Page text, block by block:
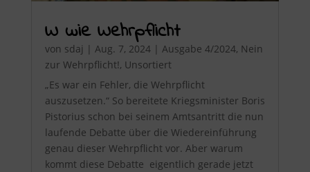
W wie Wehrpflicht
von sdaj | Aug. 7, 2024| Ausgabe 4/2024, Nein
zur Wehrpflicht!, Unsortiert
„Es war ein Fehler, die Wehrpflicht
auszusetzen.“ So bereitete Kriegsminister Boris
Pistorius schon bei seinem Amtsantritt die nun
laufende Debatte über die Wiedereinführung
genau dieser Wehrpflicht vor. Aber warum
kommt diese Debatte eigentlich gerade jetzt